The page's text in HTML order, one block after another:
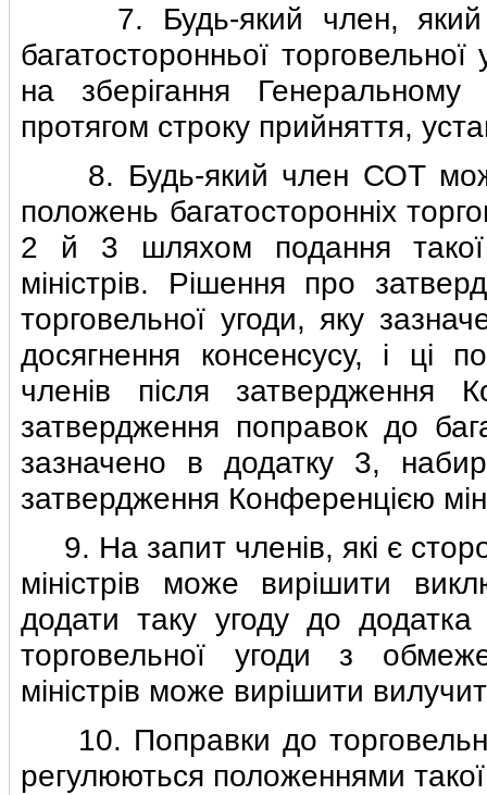
7. Будь-який член, який
багатосторонньої
на зберiгання
протягом строку прийняття,
8. Будь-який член СОТ може
положень багатостороннiх
2 й 3 шляхом подання такої
мiнiстрiв. Рiшення про
торговельної угоди, яку
досягнення консенсусу, i цi
членiв пiсля затвердження
затвердження поправок до
зазначено в додатку 3,
затвердження Конференцiєю
9. На запит членiв, якi є
мiнiстрiв може вирiшити
додати таку угоду до
торговельної угоди з
мiнiстрiв може вирiшити
10. Поправки до
регулюються положеннями